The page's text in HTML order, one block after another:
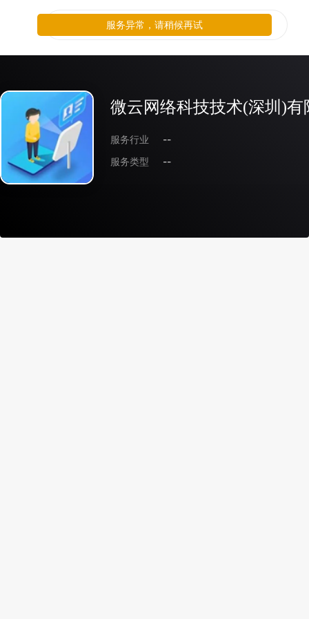
微云网络科技技术(深圳)有
服务行业
--
服务类型
--
服务异常，请稍候再试